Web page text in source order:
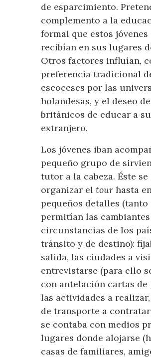
de esparcimiento.
complemento a la
formal que estos
recibían en sus lugares
Otros factores influían,
preferencia tradicional
escoceses por las
holandesas, y el deseo
británicos de educar a
extranjero.
Los jóvenes iban
pequeño grupo de
tutor a la cabeza. Éste se
organizar eltourhasta
pequeños detalles (tanto
permitían las cambiantes
circunstancias de los
tránsito y de destino):
salida, las ciudades a
entrevistarse (para ello
con antelación cartas de
las actividades a
de transporte a
se contaba con medios
lugares donde alojarse
casas de familiares,